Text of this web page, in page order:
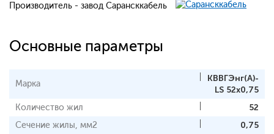
Производитель - завод Сарансккабель
Основные параметры
Марка
КВВГЭнг(A)-
LS 52х0,75
Количество жил
52
Сечение жилы, мм2
0,75